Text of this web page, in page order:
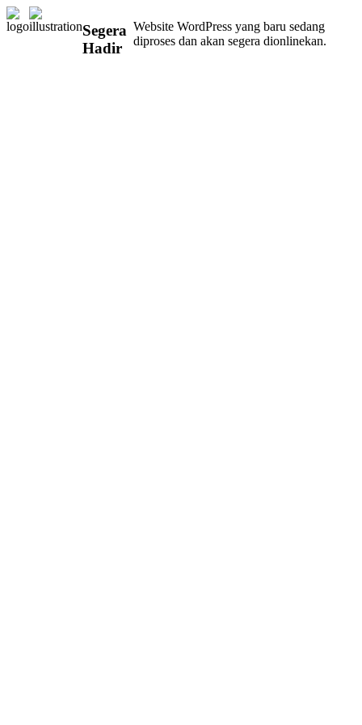
Segera
Hadir
Website WordPress yang baru sedang
diproses dan akan segera dionlinekan.